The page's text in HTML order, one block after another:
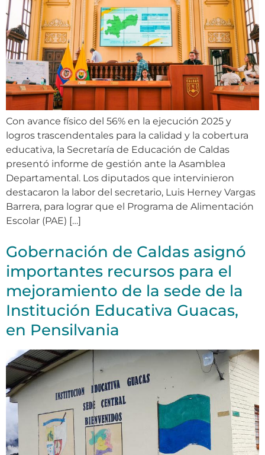
Con avance físico del 56% en la ejecución 2025 y
logros trascendentales para la calidad y la cobertura
educativa, la Secretaría de Educación de Caldas
presentó informe de gestión ante la Asamblea
Departamental. Los diputados que intervinieron
destacaron la labor del secretario, Luis Herney Vargas
Barrera, para lograr que el Programa de Alimentación
Escolar (PAE) […]
Gobernación de Caldas asignó
importantes recursos para el
mejoramiento de la sede de la
Institución Educativa Guacas,
en Pensilvania